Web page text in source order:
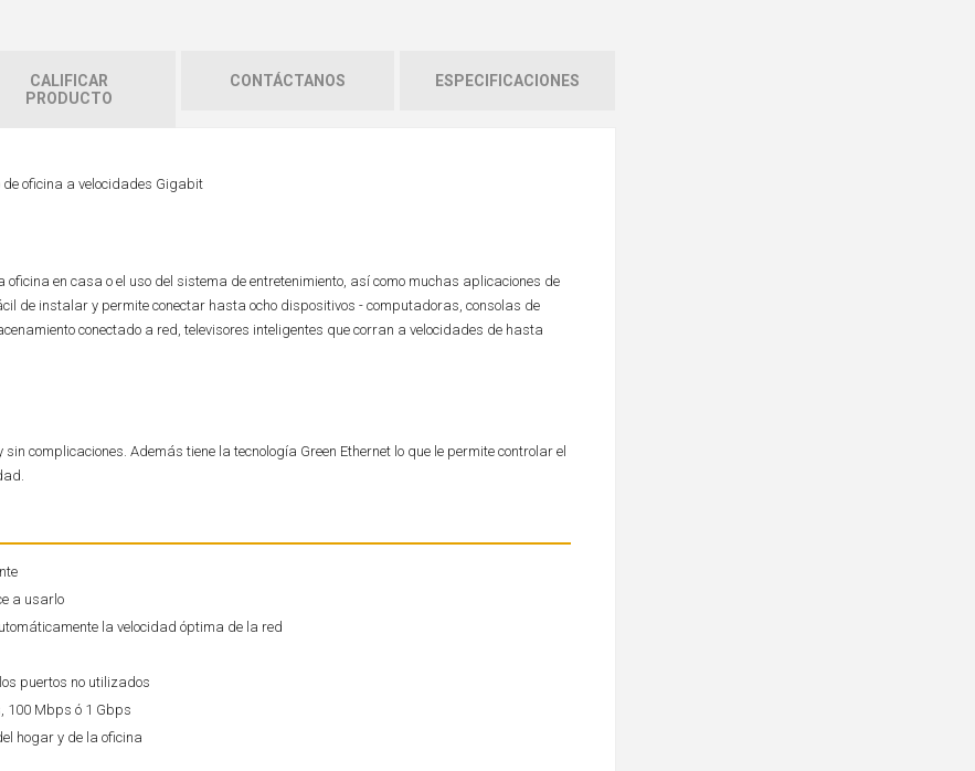
CALIFICAR
PRODUCTO
CONTÁCTANOS ESPECIFICACIONES
oficina a velocidades Gigabit
en casa o el uso del sistema de entretenimiento, así como muchas aplicaciones de
de instalar y permite conectar hasta ocho dispositivos - computadoras, consolas de
conectado a red, televisores inteligentes que corran a velocidades de hasta
complicaciones. Además tiene la tecnología Green Ethernet lo que le permite controlar el
a usarlo
la velocidad óptima de la red
puertos no utilizados
100 Mbps ó 1 Gbps
hogar y de la oficina